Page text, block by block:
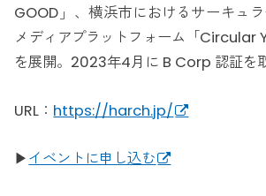
GOOD」、横浜市におけるサーキュ
メディアプラットフォーム「
を展開。2023年4月に B Corp 認証を
URL： https://harch.jp/
▶︎イベントに申し込む